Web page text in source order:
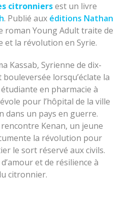
citronniersest un livre
. Publié aux éditions Nathan
roman Young Adult traite de
et la révolution en Syrie.
Kassab, Syrienne de dix-
lorsqu’éclate la
en pharmacie à
pour l’hôpital de la ville
dans un pays en guerre.
rencontre Kenan, un jeune
la révolution pour
le sort réservé aux civils.
et de résilience à
citronnier.